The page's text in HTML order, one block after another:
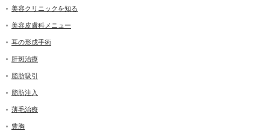
美容クリニックを知る
美容皮膚科メニュー
耳の形成手術
肝斑治療
脂肪吸引
脂肪注入
薄毛治療
豊胸